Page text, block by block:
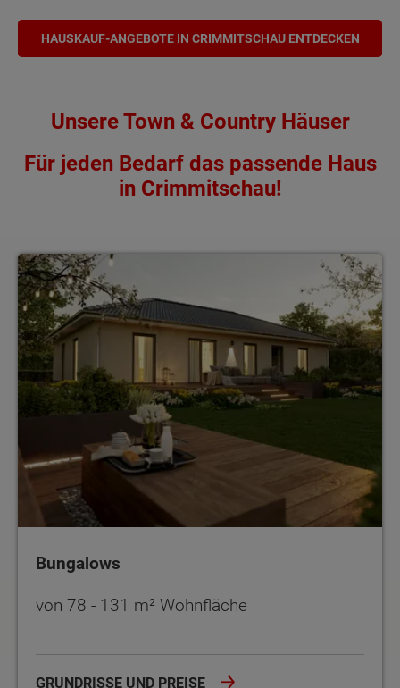
HAUSKAUF-ANGEBOTE IN CRIMMITSCHAU ENTDECKEN
Unsere Town & Country Häuser
Für jeden Bedarf das passende Haus
in Crimmitschau!
Bungalows
Bungalows
von 78 - 131 m² Wohnfläche
GRUNDRISSE UND PREISE